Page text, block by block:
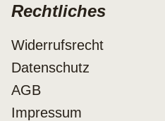
Rechtliches
Widerrufsrecht
Datenschutz
AGB
Impressum